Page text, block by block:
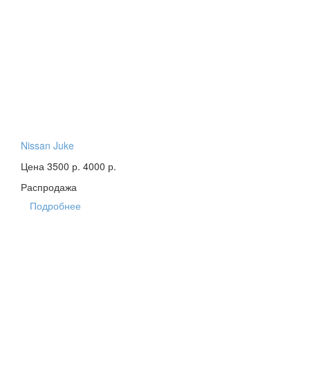
Nissan Juke
Цена 3500 р. 4000 р.
Распродажа
Подробнее